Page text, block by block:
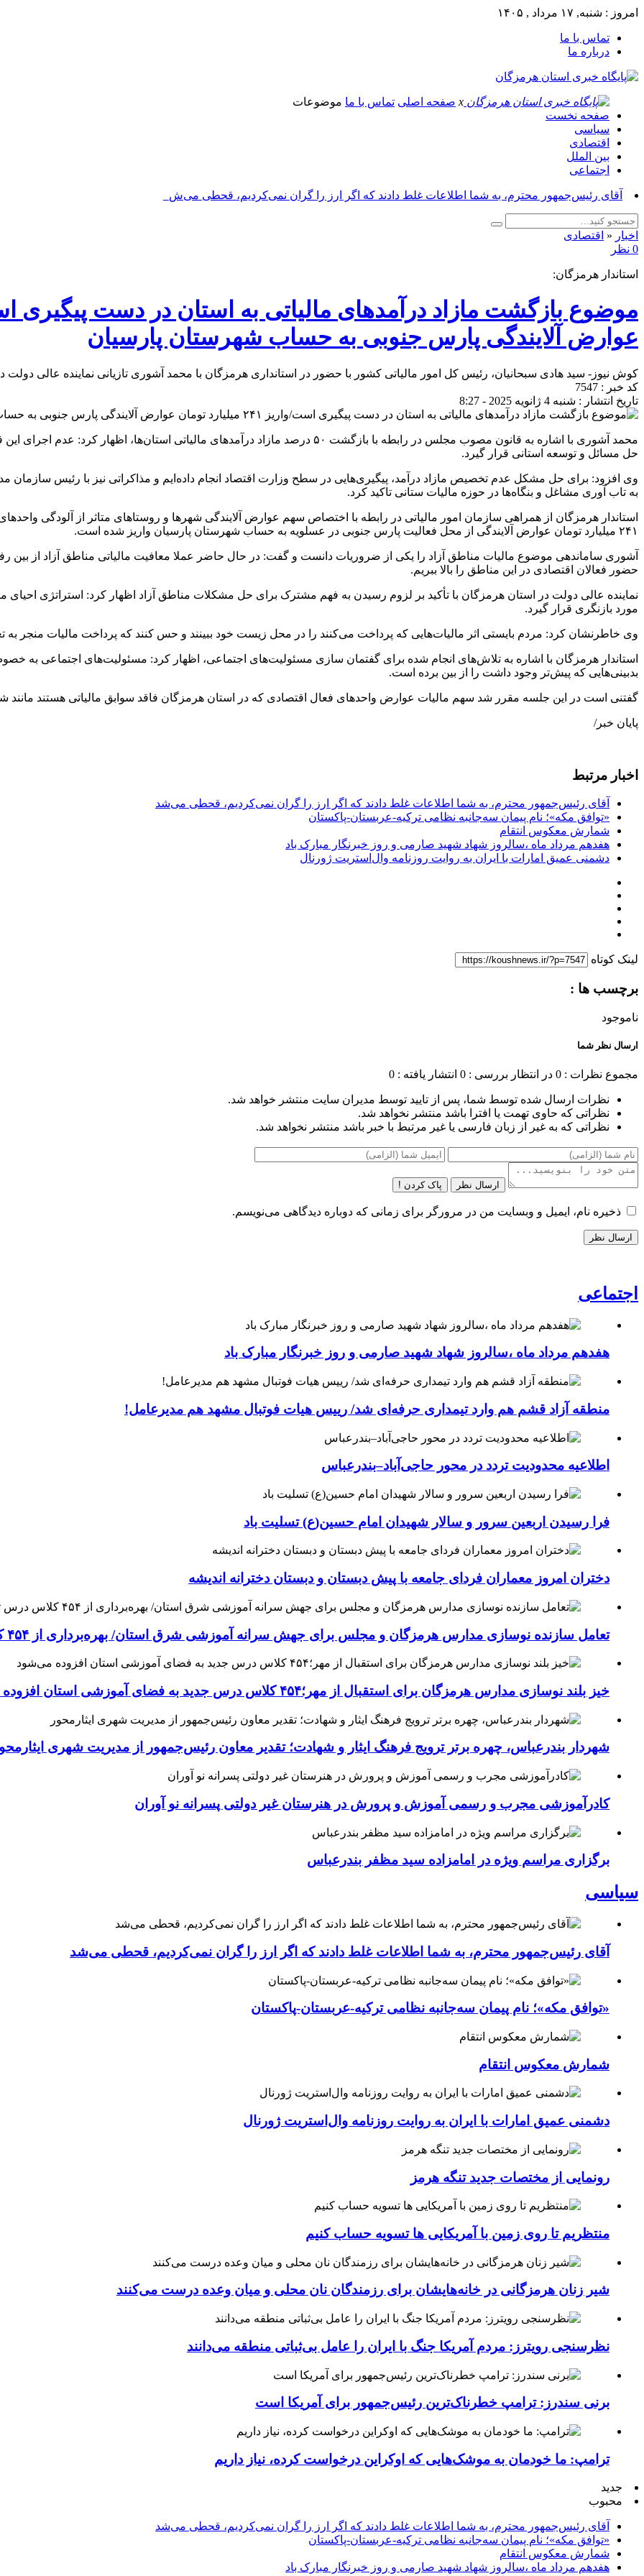
امروز : شنبه, ۱۷ مرداد , ۱۴۰۵
تماس با ما
درباره ما
x صفحه اصلی تماس با ما موضوعات
صفحه نخست
سیاسی
اقتصادی
بین الملل
اجتماعی
آقای رئیس‌جمهور محترم، به شما اطلاعات غلط دادند که اگر ارز را گران نمی‌کردیم، قحطی می‌شد_
اخبار « اقتصادی
0 نظر
استاندار هرمزگان:
عوارض آلایندگی پارس جنوبی به حساب شهرستان پارسیان
کوش نیوز- سید هادی سبحانیان، رئیس کل امور مالیاتی کشور با حضور در استانداری هرمزگان با محمد آشوری تازیانی نماینده عالی دولت
کد خبر : 7547
تاریخ انتشار : شنبه 4 ژانویه 2025 - 8:27
محمد آشوری با اشاره به قانون مصوب مجلس در رابطه با بازگشت ۵۰ درصد مازاد درآمدهای مالیاتی
حل مسائل و توسعه استانی قرار گیرد.
وی افزود: برای حل مشکل عدم تخصیص مازاد درآمد، پیگیری‌هایی در سطح وزارت اقتصاد انجام داده‌ایم و مذاکراتی نیز با رئیس
به تاب آوری مشاغل و بنگاه‌ها در حوزه مالیات ستانی تاکید کرد‌.
استاندار هرمزگان از همراهی سازمان امور مالیاتی در رابطه با اختصاص سهم عوارض آلایندگی شهرها و روستاهای متاثر از آلودگی
۲۴۱ میلیارد تومان عوارض آلایندگی از محل فعالیت پارس جنوبی در عسلویه به حساب شهرستان پارسیان واریز شده است.
آشوری ساماندهی موضوع مالیات مناطق آزاد را یکی از ضروریات دانست و گفت: در حال حاضر عملا معافیت مالیاتی مناطق آزاد از بین
حضور فعالان اقتصادی در این مناطق را بالا ببریم.
نماینده عالی دولت در استان هرمزگان با تأکید بر لزوم رسیدن به فهم مشترک برای حل مشکلات مناطق آزاد اظهار کرد: استراتژی احیای
مورد بازنگری قرار گیرد.
وی خاطرنشان کرد: مردم بایستی اثر مالیات‌هایی که پرداخت می‌کنند را در محل زیست خود ببینند و حس کنند که پرداخت مالیات منجر
استاندار هرمزگان با اشاره به تلاش‌های انجام شده برای گفتمان سازی مسئولیت‌های اجتماعی، اظهار کرد: مسئولیت‌های اجتماعی
بدبینی‌هایی که پیش‌تر وجود داشت را از بین برده است‌.
گفتنی است در این جلسه مقرر شد سهم مالیات عوارض واحد‌های فعال اقتصادی که در استان هرمزگان فاقد سوابق مالیاتی هستند
پایان خبر/
اخبار مرتبط
آقای رئیس‌جمهور محترم، به شما اطلاعات غلط دادند که اگر ارز را گران نمی‌کردیم، قحطی می‌شد
«توافق مکه»؛ نام پیمان سه‌جانبه نظامی ترکیه-عربستان-پاکستان
شمارش معکوس انتقام
هفدهم مرداد ماه ،سالروز شهاد شهید صارمی و روز خبرنگار مبارک باد
دشمنی عمیق امارات با ایران به روایت روزنامه وال‌استریت ژورنال
لینک کوتاه
برچسب ها :
ناموجود
ارسال نظر شما
مجموع نظرات : 0 در انتظار بررسی : 0 انتشار یافته : 0
نظرات ارسال شده توسط شما، پس از تایید توسط مدیران سایت منتشر خواهد شد.
نظراتی که حاوی تهمت یا افترا باشد منتشر نخواهد شد.
نظراتی که به غیر از زبان فارسی یا غیر مرتبط با خبر باشد منتشر نخواهد شد.
ارسال نظر پاک کردن !
ذخیره نام، ایمیل و وبسایت من در مرورگر برای زمانی که دوباره دیدگاهی می‌نویسم.
اجتماعی
هفدهم مرداد ماه ،سالروز شهاد شهید صارمی و روز خبرنگار مبارک باد
منطقه آزاد قشم هم وارد تیمداری حرفه‌ای شد/ رییس هیات فوتبال مشهد هم مدیرعامل!
اطلاعیه محدودیت تردد در محور حاجی‌آباد–بندرعباس
فرا رسیدن اربعین سرور و سالار شهیدان امام حسین(ع) تسلیت باد
دختران امروز معماران فردای جامعه با پیش دبستان و دبستان دخترانه اندیشه
تعامل سازنده نوسازی مدارس هرمزگان و مجلس برای جهش سرانه آموزشی شرق استان/ بهره‌برداری از ۴۵۴ کلاس درس تا مهرماه
خیز بلند نوسازی مدارس هرمزگان برای استقبال از مهر؛۴۵۴ کلاس درس جدید به فضای آموزشی استان افزوده می‌شود
شهردار بندرعباس، چهره برتر ترویج فرهنگ ایثار و شهادت؛ تقدیر معاون رئیس‌جمهور از مدیریت شهری
کادرآموزشی مجرب و رسمی آموزش و پرورش در هنرستان غیر دولتی پسرانه نو آوران
برگزاری مراسم ویژه در امامزاده سید مظفر بندرعباس
سیاسی
آقای رئیس‌جمهور محترم، به شما اطلاعات غلط دادند که اگر ارز را گران نمی‌کردیم، قحطی می‌شد
«توافق مکه»؛ نام پیمان سه‌جانبه نظامی ترکیه-عربستان-پاکستان
شمارش معکوس انتقام
دشمنی عمیق امارات با ایران به روایت روزنامه وال‌استریت ژورنال
رونمایی از مختصات جدید تنگه هرمز
منتظریم تا روی زمین با آمریکایی ها تسویه حساب کنیم
شیر زنان هرمزگانی در خانه‌هایشان برای رزمندگان نان محلی و میان وعده درست می‌کنند
نظرسنجی رویترز: مردم آمریکا جنگ با ایران را عامل بی‌ثباتی منطقه می‌دانند
برنی سندرز: ترامپ خطرناک‌ترین رئیس‌جمهور برای آمریکا است
ترامپ: ما خودمان به موشک‌هایی که اوکراین درخواست کرده، نیاز داریم
جدید
محبوب
آقای رئیس‌جمهور محترم، به شما اطلاعات غلط دادند که اگر ارز را گران نمی‌کردیم، قحطی می‌شد
«توافق مکه»؛ نام پیمان سه‌جانبه نظامی ترکیه-عربستان-پاکستان
شمارش معکوس انتقام
هفدهم مرداد ماه ،سالروز شهاد شهید صارمی و روز خبرنگار مبارک باد